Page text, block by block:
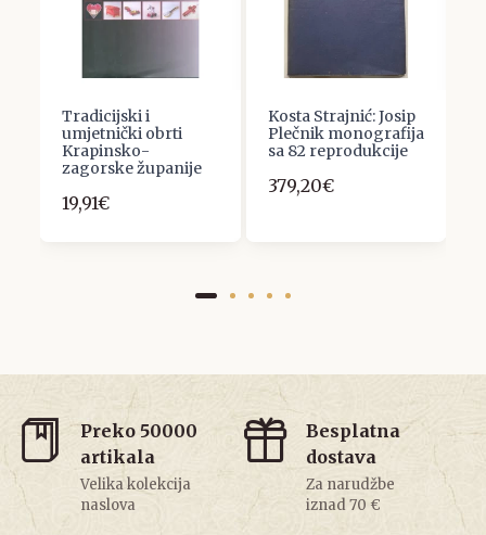
Tradicijski i
umjetnički obrti
Krapinsko-
zagorske županije
19,91€
Kosta Strajnić: Josip
Plečnik monografija
sa 82 reprodukcije
379,20€
Preko 50000
artikala
Velika kolekcija
naslova
Besplatna
dostava
Za narudžbe
iznad 70 €